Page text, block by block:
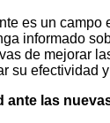
es un campo
informado
de mejorar
su efectividad
ante las